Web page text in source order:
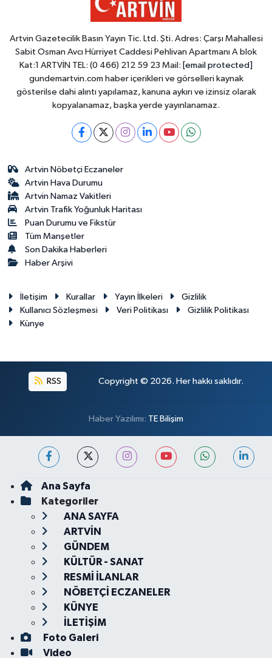
Artvin Gazetecilik Basın Yayın Tic. Ltd. Şti. Adres: Çarşı Mahallesi
Sabit Osman Avcı Hürriyet Caddesi Pehlivan Apartmanı A blok
Kat:1 ARTVİN TEL: (0 466) 212 59 23 Mail: [email protected]
gundemartvin.com haber içerikleri ve görselleri kaynak
gösterilse dahi alıntı yapılamaz, kanuna aykırı ve izinsiz olarak
kopyalanamaz, başka yerde yayınlanamaz.
Artvin Nöbetçi Eczaneler
Artvin Hava Durumu
Artvin Namaz Vakitleri
Artvin Trafik Yoğunluk Haritası
Puan Durumu ve Fikstür
Tüm Manşetler
Son Dakika Haberleri
Haber Arşivi
İletişim Kurallar Yayın İlkeleri
Gizlilik
Kullanıcı Sözleşmesi
Veri Politikası
Gizlilik Politikası
Künye
RSS Copyright © 2026. Her hakkı saklıdır.
Haber Yazılımı: TE Bilişim
Ana Sayfa
Kategoriler
ANA SAYFA
ARTVİN
GÜNDEM
KÜLTÜR - SANAT
RESMİ İLANLAR
NÖBETÇİ ECZANELER
KÜNYE
İLETİŞİM
Foto Galeri
Video